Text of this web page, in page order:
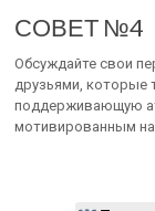
СОВЕТ №4
Обсуждайте свои
друзьями, которые
поддерживающую
мотивированным на